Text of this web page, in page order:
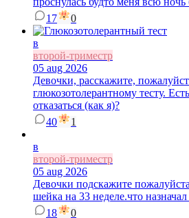
17
0
в
второй-триместр
05 aug 2026
Девочки, расскажите,
глюкозотолерантному тесту.
отказаться (как я)?
40
1
в
второй-триместр
05 aug 2026
Девочки подскажите
шейка на 33 неделе.что назначал
18
0